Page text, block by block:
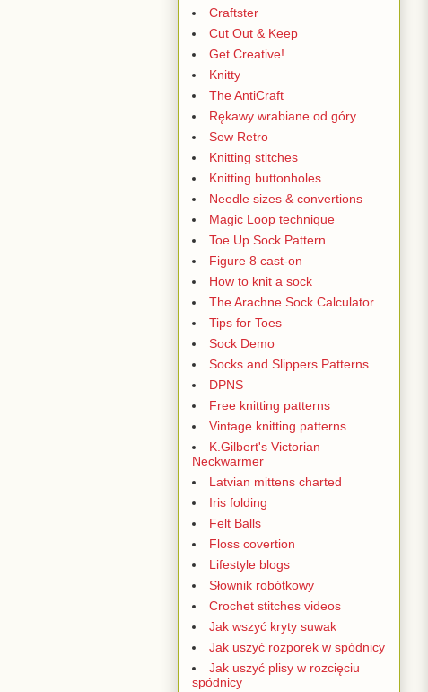
Craftster
Cut Out & Keep
Get Creative!
Knitty
The AntiCraft
Rękawy wrabiane od góry
Sew Retro
Knitting stitches
Knitting buttonholes
Needle sizes & convertions
Magic Loop technique
Toe Up Sock Pattern
Figure 8 cast-on
How to knit a sock
The Arachne Sock Calculator
Tips for Toes
Sock Demo
Socks and Slippers Patterns
DPNS
Free knitting patterns
Vintage knitting patterns
K.Gilbert's Victorian
Neckwarmer
Latvian mittens charted
Iris folding
Felt Balls
Floss covertion
Lifestyle blogs
Słownik robótkowy
Crochet stitches videos
Jak wszyć kryty suwak
Jak uszyć rozporek w spódnicy
Jak uszyć plisy w rozcięciu
spódnicy